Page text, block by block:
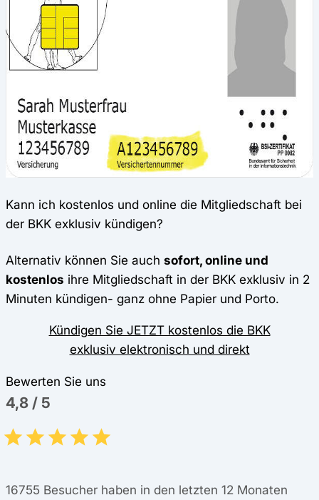
Kann ich kostenlos und online die Mitgliedschaft bei
der BKK exklusiv kündigen?
Alternativ können Sie auch sofort, online und
kostenlos ihre Mitgliedschaft in der BKK exklusiv in 2
Minuten kündigen- ganz ohne Papier und Porto.
Kündigen Sie JETZT kostenlos die BKK
exklusiv elektronisch und direkt
Bewerten Sie uns
4,8 / 5
16755 Besucher haben in den letzten 12 Monaten